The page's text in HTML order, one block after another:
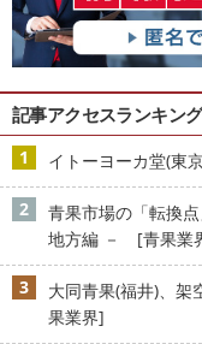
記事アクセスランキン
イトーヨーカ堂(東
青果市場の「転換
地方編 － [青果業
大同青果(福井)、
果業界]